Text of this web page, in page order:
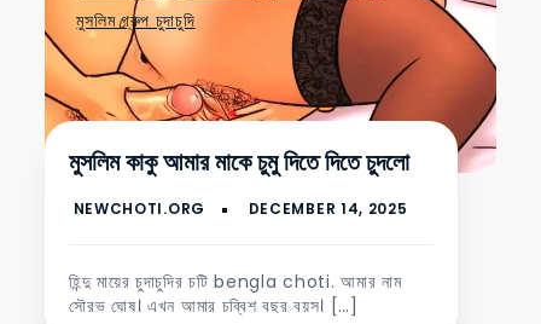
মুসলিম গ্রুপ চুদাচুদি
মুসলিম কাকু আমার মাকে চুমু দিতে দিতে চুদলো
হিন্দু মায়ের চুদাচুদির চটি bengla choti. আমার নাম
সৌরভ ঘোষ। এখন আমার চব্বিশ বছর বয়স। […]